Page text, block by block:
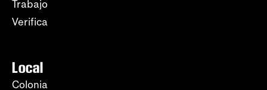
Trabajo
Verifica
Local
Colonia